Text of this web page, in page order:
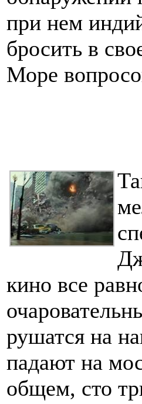
при нем
бросить в
Море
кино все
рушатся на
падают на
общем, сто